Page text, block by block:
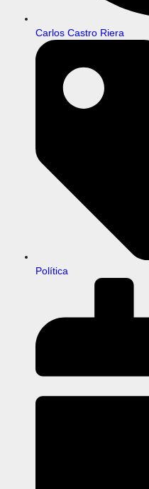
Carlos Castro Riera
Política